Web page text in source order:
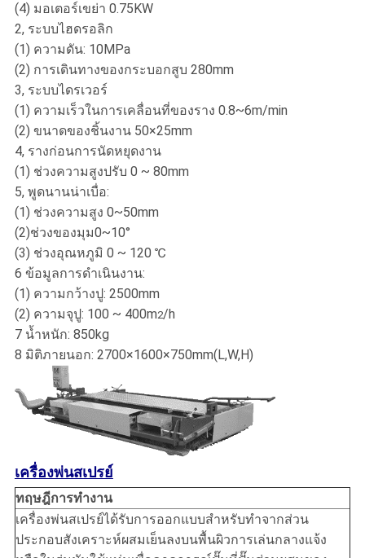
(4) มอเตอร์เขย่า 0.75KW
2, ระบบไฮดรอลิก
(1) ความดัน: 10MPa
(2) การเดินทางของกระบอกสูบ 280mm
3, ระบบไดรเวอร์
(1) ความเร็วในการเคลื่อนที่ของราง 0.8~6m/min
(2) ขนาดของชิ้นงาน 50×25mm
4, รางก่อนการนัดหยุดงาน
(1) ช่วงความสูงปรับ 0 ~ 80mm
5, พูดนานน่าเบื่อ:
(1) ช่วงความสูง 0~50mm
(2)ช่วงของมุม0~10°
(3) ช่วงอุณหภูมิ 0 ~ 120 ℃
6 ข้อมูลการดำเนินงาน:
(1) ความกว้างปู: 2500mm
(2) ความจุปู: 100 ~ 400m2/h
7 น้ำหนัก: 850kg
8 มิติภายนอก: 2700×1600×750mm(L,W,H)
เครื่องพ่นสเปรย์
ทฤษฎีการทำงาน
เครื่องพ่นสเปรย์ได้รับการออกแบบสำหรับทำจากส่วน
ประกอบสังเคราะห์ผสมเย็นลงบนพื้นผิวการเล่นกลางแจ้ง